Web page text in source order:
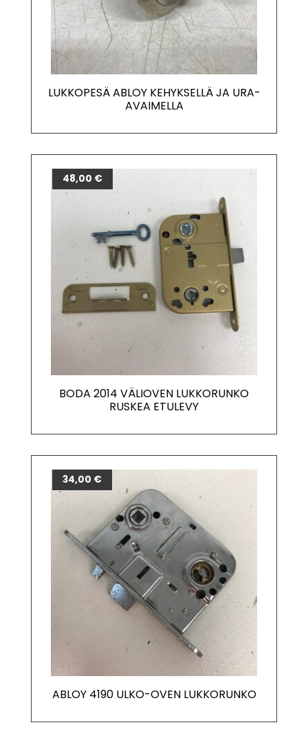
LUKKOPESÄ ABLOY KEHYKSELLÄ JA URA-
AVAIMELLA
BODA 2014 VÄLIOVEN LUKKORUNKO
RUSKEA ETULEVY
48,00 €
ABLOY 4190 ULKO-OVEN LUKKORUNKO
34,00 €